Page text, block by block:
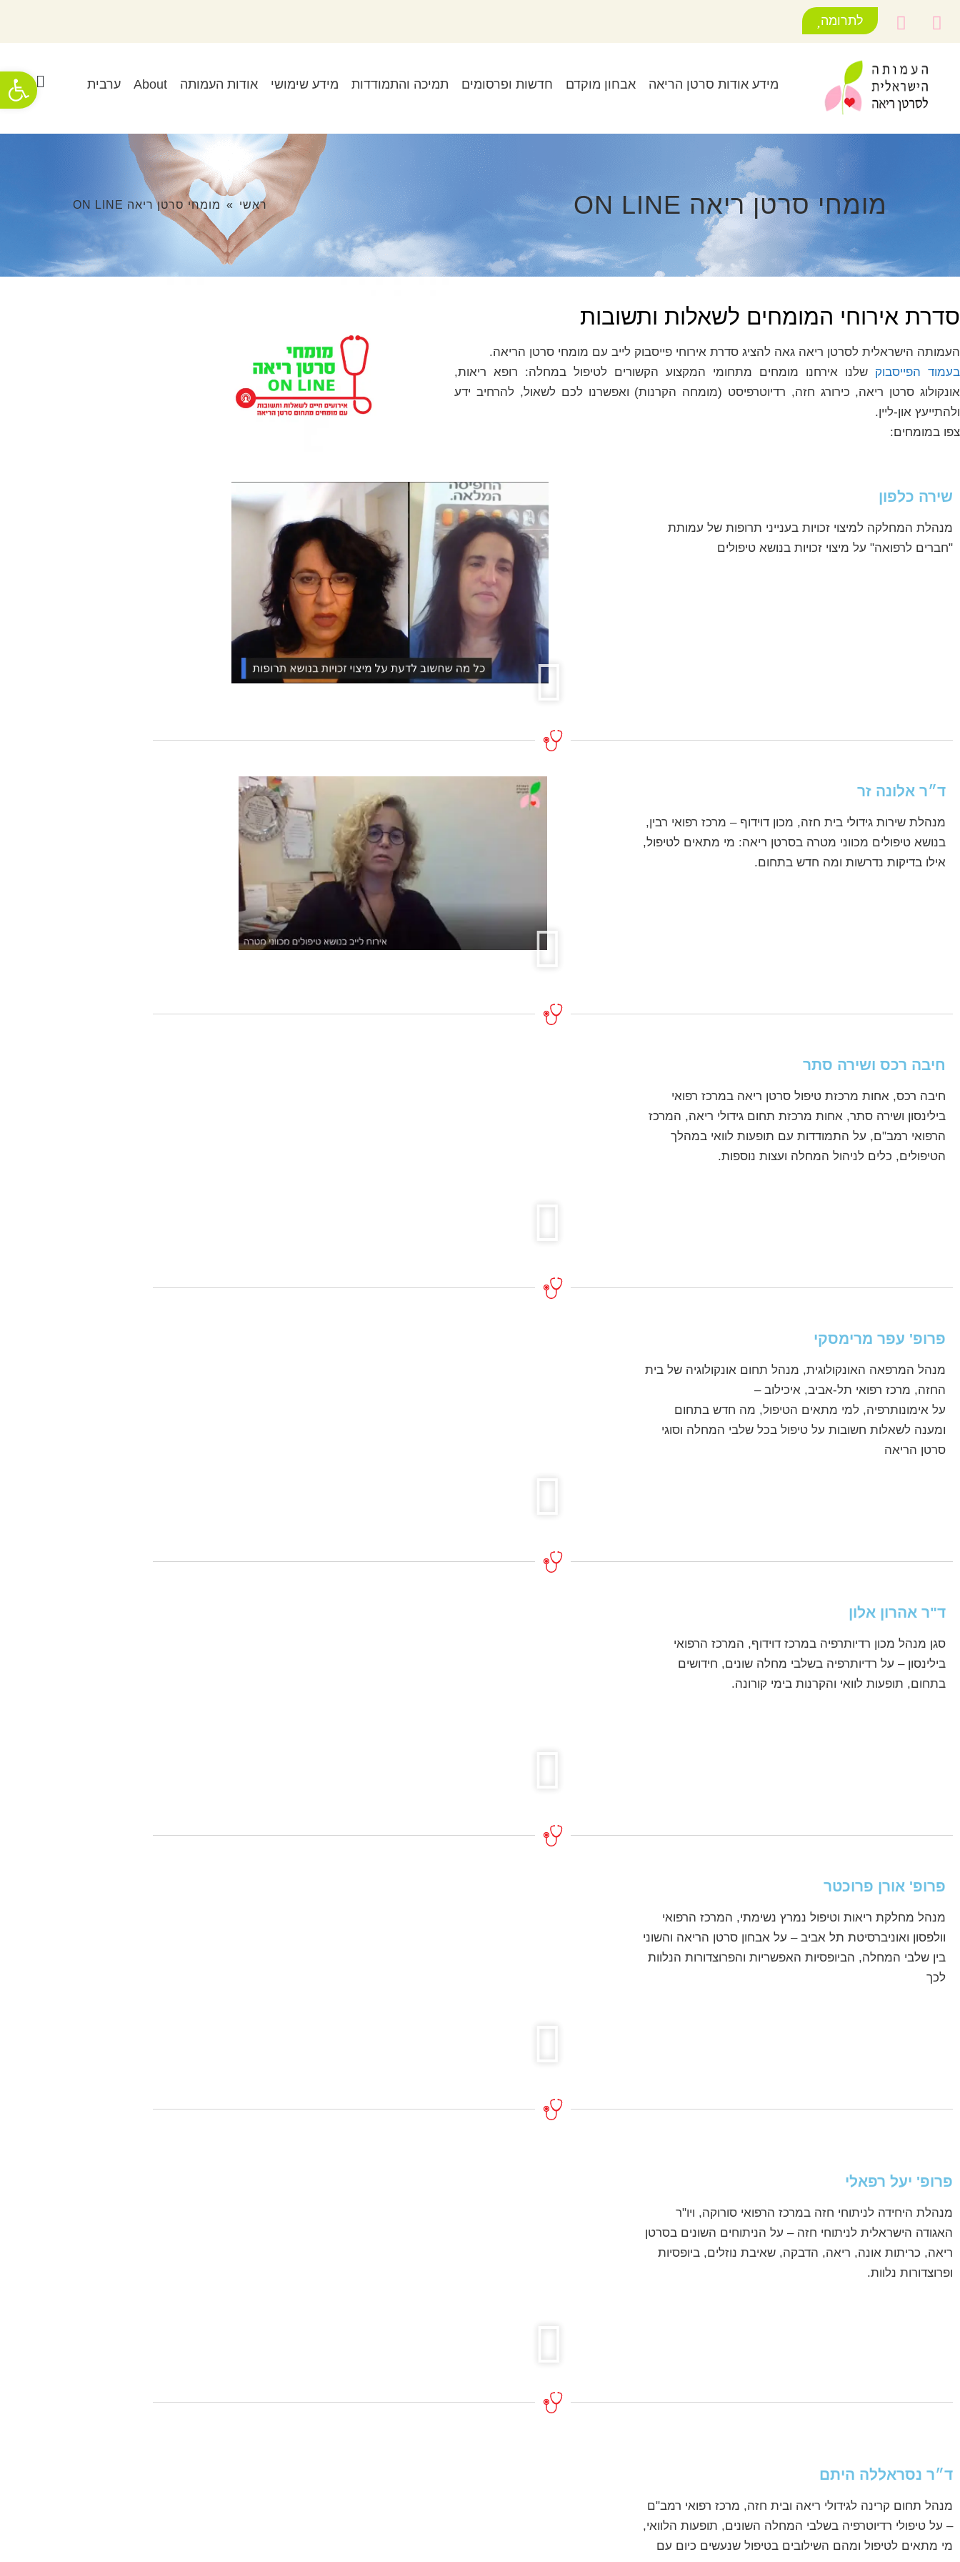
פתח
לתרומה
מידע אודות סרטן הריאה אבחון מוקדם חדשות ופרסומים תמיכה והתמודדות מידע שימושי אודות העמותה About ערבית
מומחי סרטן ריאה ON LINE ראשי » מומחי סרטן ריאה ON LINE
סדרת אירוחי המומחים לשאלות ותשובות
העמותה הישראלית לסרטן ריאה גאה להציג סדרת אירוחי פייסבוק לייב עם מומחי סרטן הריאה.
בעמוד הפייסבוק שלנו אירחנו מומחים מתחומי המקצוע הקשורים לטיפול במחלה: רופא ריאות,
אונקולוג סרטן ריאה, כירורג חזה, רדיוטרפיסט (מומחה הקרנות) ואפשרנו לכם לשאול, להרחיב ידע
ולהתייעץ און-ליין.
צפו במומחים:
שירה כלפון
מנהלת המחלקה למיצוי זכויות בענייני תרופות של עמותת
"חברים לרפואה" על מיצוי זכויות בנושא טיפולים
ד״ר אלונה זר
מנהלת שירות גידולי בית חזה, מכון דוידוף – מרכז רפואי רבין,
בנושא טיפולים מכווני מטרה בסרטן ריאה: מי מתאים לטיפול,
אילו בדיקות נדרשות ומה חדש בתחום.
חיבה רכס ושירה סתר
חיבה רכס, אחות מרכזת טיפול סרטן ריאה במרכז רפואי
בילינסון ושירה סתר, אחות מרכזת תחום גידולי ריאה, המרכז
הרפואי רמב"ם, על התמודדות עם תופעות לוואי במהלך
הטיפולים, כלים לניהול המחלה ועצות נוספות.
פרופ' עפר מרימסקי
מנהל המרפאה האונקולוגית, מנהל תחום אונקולוגיה של בית
החזה, מרכז רפואי תל-אביב, איכילוב –
על אימונותרפיה, למי מתאים הטיפול, מה חדש בתחום
ומענה לשאלות חשובות על טיפול בכל שלבי המחלה וסוגי
סרטן הריאה
ד"ר אהרון אלון
סגן מנהל מכון רדיותרפיה במרכז דוידוף, המרכז הרפואי
בילינסון – על רדיותרפיה בשלבי מחלה שונים, חידושים
בתחום, תופעות לוואי והקרנות בימי קורונה.
פרופ' אורן פרוכטר
מנהל מחלקת ריאות וטיפול נמרץ נשימתי, המרכז הרפואי
וולפסון ואוניברסיטת תל אביב – על אבחון סרטן הריאה והשוני
בין שלבי המחלה, הביופסיות האפשריות והפרוצדורות הנלוות
לכך
פרופ' יעל רפאלי
מנהלת היחידה לניתוחי חזה במרכז הרפואי סורוקה, ויו"ר
האגודה הישראלית לניתוחי חזה – על הניתוחים השונים בסרטן
ריאה, כריתות אונה, ריאה, הדבקה, שאיבת נוזלים, ביופסיות
ופרוצדורות נלוות.
ד״ר נסראללה היתם
מנהל תחום קרינה לגידולי ריאה ובית חזה, מרכז רפואי רמב"ם
– על טיפולי רדיוטרפיה בשלבי המחלה השונים, תופעות הלוואי,
מי מתאים לטיפול ומהם השילובים בטיפול שנעשים כיום עם